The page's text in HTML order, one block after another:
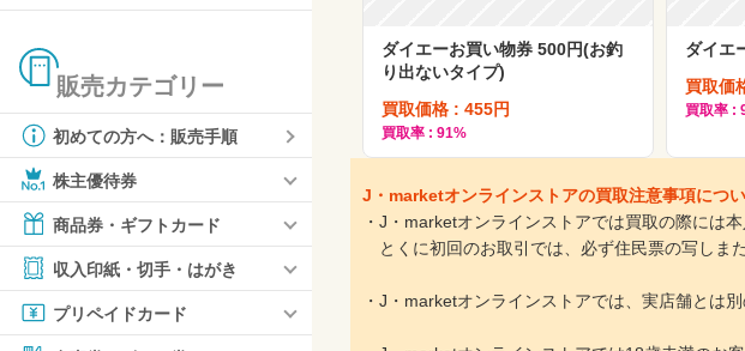
販売カテゴリー
初めての方へ：販売手順
株主優待券
商品券・ギフトカード
収入印紙・切手・はがき
プリペイドカード
ダイエーお買い物券 500円(お釣
り出ないタイプ)
買取価格 : 455円
買取率 : 91%
ダイエ
買取価
買取率 :
J・marketオンラインストアの買取注意事項につ
・J・marketオンラインストアでは買取の際には
とくに初回のお取引では、必ず住民票の写しま
・J・marketオンラインストアでは、実店舗とは